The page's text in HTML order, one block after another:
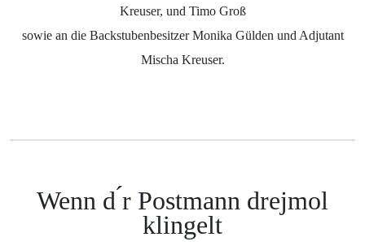
Kreuser, und Timo Groß
sowie an die Backstubenbesitzer Monika Gülden und Adjutant
Mischa Kreuser.
Wenn d ́r Postmann drejmol
klingelt